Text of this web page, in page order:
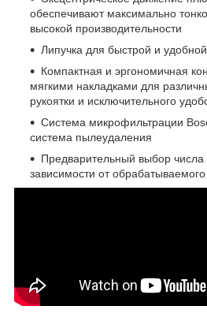
обеспечивают максимально
высокой производительности
Липучка для быстрой и
Компактная и эргономичная
мягкими накладками для
рукоятки и исключительного
Система микрофильтрации
система пылеудаления
Предварительный выбор числа
зависимости от